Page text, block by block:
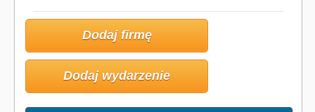
Dodaj firmę
Dodaj wydarzenie